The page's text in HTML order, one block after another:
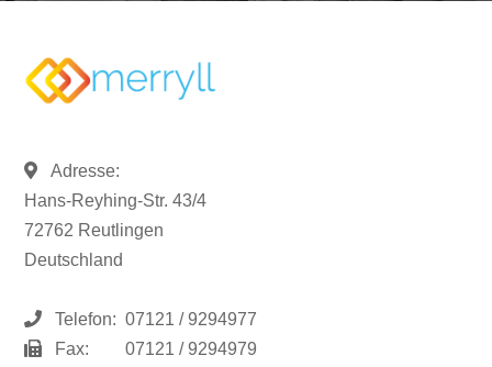
Adresse:
Hans-Reyhing-Str. 43/4
72762 Reutlingen
Deutschland
Telefon: 07121 / 9294977
Fax:
07121 / 9294979